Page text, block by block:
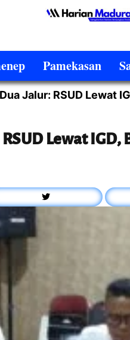
Pamekasan
Jalur: RSUD Lewat
Lewat